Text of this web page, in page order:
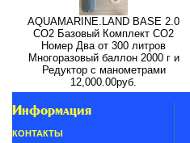
AQUAMARINE.LAND BASE 2.0
СО2 Базовый Комплект СО2
Номер Два от 300 литров
Многоразовый баллон 2000 г и
Редуктор с манометрами
12,000.00руб.
Информация
КОНТАКТЫ